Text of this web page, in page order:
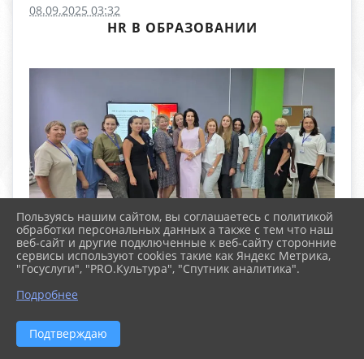
08.09.2025 03:32
HR В ОБРАЗОВАНИИ
Пользуясь нашим сайтом, вы соглашаетесь с политикой
обработки персональных данных а также с тем что наш
веб-сайт и другие подключенные к веб-сайту сторонние
сервисы используют cookies такие как Яндекс Метрика,
"Госуслуги", "PRO.Культура", "Спутник аналитика".
Подробнее
Подтверждаю